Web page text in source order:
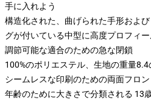
手に入れよう
構造化された、曲げられた手形およ
グが付いている中型に高度プロフィ
調節可能な適合のための急な閉鎖
100%のポリエステル、生地の重量
シームレスな印刷のための両面フロ
年齢のために大きさで分類される 13